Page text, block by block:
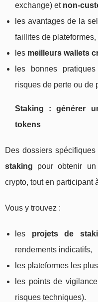
exchange) et
les avantages de la
faillites de plateformes,
les meilleurs wallets
les bonnes
risques de perte ou de
Staking : générer
tokens
Des dossiers
staking pour obtenir un
crypto, tout en participant
Vous y trouvez :
les projets de
rendements indicatifs,
les plateformes les
les points de
risques techniques).